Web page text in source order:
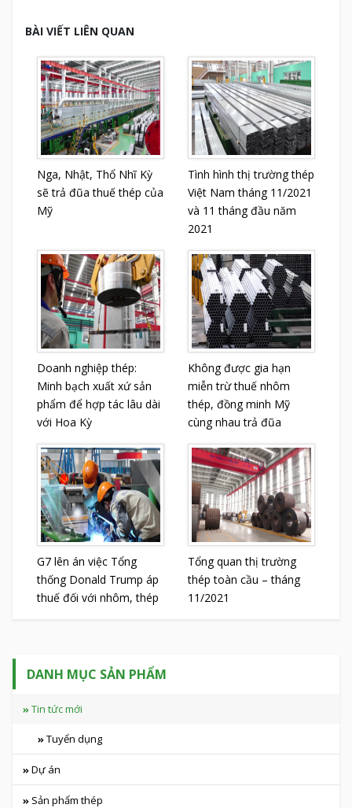
BÀI VIẾT LIÊN QUAN
Nga, Nhật, Thổ Nhĩ Kỳ
sẽ trả đũa thuế thép của
Mỹ
Tình hình thị trường thép
Việt Nam tháng 11/2021
và 11 tháng đầu năm
2021
Doanh nghiệp thép:
Minh bạch xuất xứ sản
phẩm để hợp tác lâu dài
với Hoa Kỳ
Không được gia hạn
miễn trừ thuế nhôm
thép, đồng minh Mỹ
cùng nhau trả đũa
G7 lên án việc Tổng
thống Donald Trump áp
thuế đối với nhôm, thép
Tổng quan thị trường
thép toàn cầu – tháng
11/2021
DANH MỤC SẢN PHẨM
Tin tức mới
Tuyển dụng
Dự án
Sản phẩm thép